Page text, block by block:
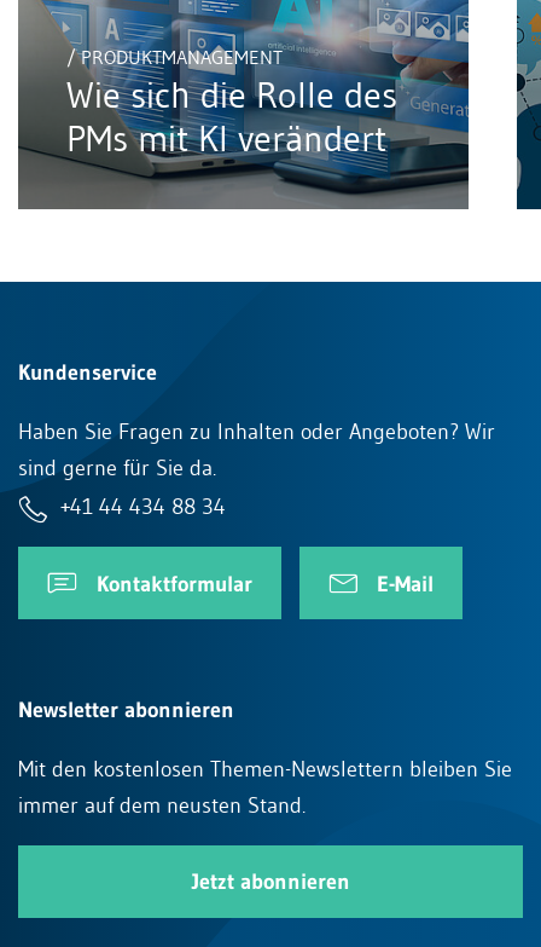
/ PRODUKTMANAGEMENT
Wie sich die Rolle des
PMs mit KI verändert
Kundenservice
Haben Sie Fragen zu Inhalten oder Angeboten? Wir
sind gerne für Sie da.
+41 44 434 88 34
Kontaktformular E-Mail
Newsletter abonnieren
Mit den kostenlosen Themen-Newslettern bleiben Sie
immer auf dem neusten Stand.
Jetzt abonnieren